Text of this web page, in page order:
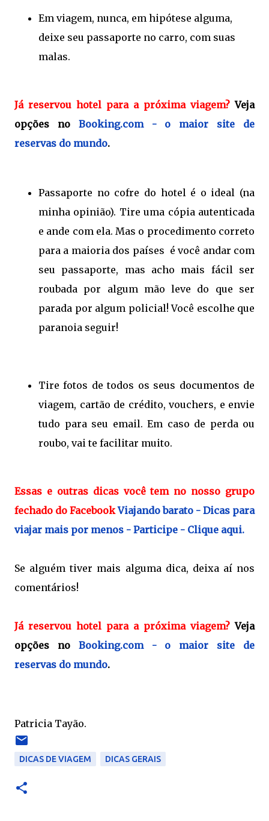
Em viagem, nunca, em hipótese alguma,
deixe seu passaporte no carro, com suas
malas.
Já reservou hotel para a próxima viagem?Veja
opções no Booking.com - o maior site de
reservas do mundo.
Passaporte no cofre do hotel é o ideal (na
minha opinião). Tire uma cópia autenticada
e ande com ela. Mas o procedimento correto
para a maioria dos países é você andar com
seu passaporte, mas acho mais fácil ser
roubada por algum mão leve do que ser
parada por algum policial! Você escolhe que
paranoia seguir!
Tire fotos de todos os seus documentos de
viagem, cartão de crédito, vouchers, e envie
tudo para seu email. Em caso de perda ou
roubo, vai te facilitar muito.
Essas e outras dicas você tem no nosso grupo
fechado do FacebookViajando barato - Dicas para
viajar mais por menos - Participe - Clique aqui.
Se alguém tiver mais alguma dica, deixa aí nos
comentários!
Já reservou hotel para a próxima viagem?Veja
opções no Booking.com - o maior site de
reservas do mundo.
Patricia Tayão.
DICAS DE VIAGEM DICAS GERAIS